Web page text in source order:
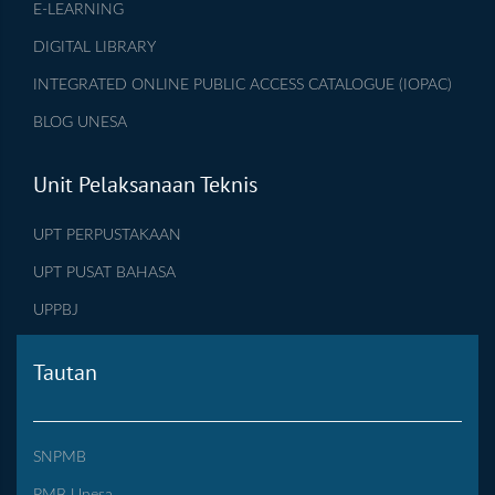
E-LEARNING
DIGITAL LIBRARY
INTEGRATED ONLINE PUBLIC ACCESS CATALOGUE (IOPAC)
BLOG UNESA
Unit Pelaksanaan Teknis
UPT PERPUSTAKAAN
UPT PUSAT BAHASA
UPPBJ
Tautan
SNPMB